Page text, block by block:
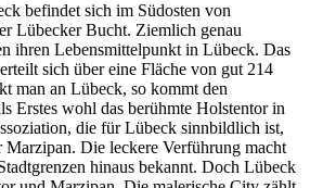
befindet sich im Südosten von
Lübecker Bucht. Ziemlich genau
ihren Lebensmittelpunkt in Lübeck. Das
sich über eine Fläche von gut 214
man an Lübeck, so kommt den
Erstes wohl das berühmte Holstentor in
die für Lübeck sinnbildlich ist,
Marzipan. Die leckere Verführung macht
hinaus bekannt. Doch Lübeck